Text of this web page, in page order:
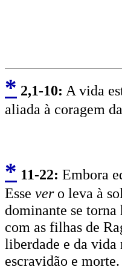
* 2,1-10: A vida
aliada à coragem
* 11-22: Embora
Esse vero leva à
dominante se
com as filhas de
liberdade e da
escravidão e morte.